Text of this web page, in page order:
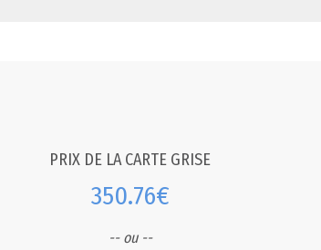
PRIX DE LA CARTE GRISE
350.76€
-- ou --